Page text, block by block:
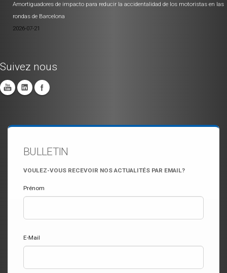
Amortiguadores de impacto para reducir la accidentalidad de los motoristas en las
rondas de Barcelona
2026-07-21
Suivez nous
BULLETIN
VOULEZ-VOUS RECEVOIR NOS ACTUALITÉS PAR EMAIL?
Prénom
E-Mail